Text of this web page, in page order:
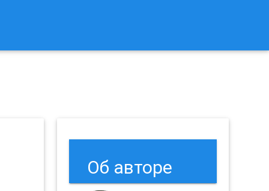
Об авторе